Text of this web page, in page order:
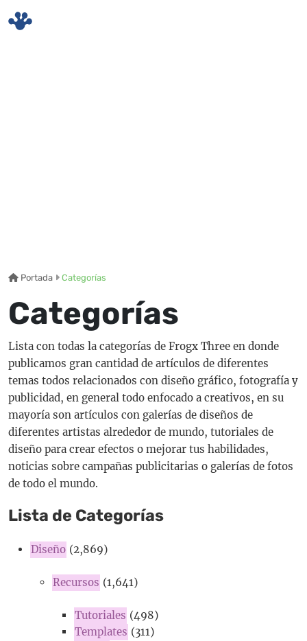
Portada Categorías
Categorías
Lista con todas la categorías de Frogx Three en donde
publicamos gran cantidad de artículos de diferentes
temas todos relacionados con diseño gráfico, fotografía y
publicidad, en general todo enfocado a creativos, en su
mayoría son artículos con galerías de diseños de
diferentes artistas alrededor de mundo, tutoriales de
diseño para crear efectos o mejorar tus habilidades,
noticias sobre campañas publicitarias o galerías de fotos
de todo el mundo.
Lista de Categorías
Diseño (2,869)
Recursos (1,641)
Tutoriales (498)
Templates (311)